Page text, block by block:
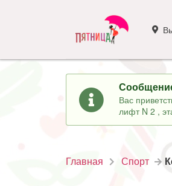
Вас
лифт N 2 ,
Главная Спорт